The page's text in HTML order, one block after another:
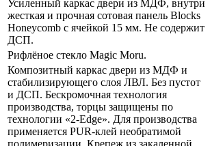
Усиленный каркас двери из МДФ, внутри
жесткая и прочная сотовая панель Blocks
Honeycomb с ячейкой 15 мм. Не содержит
ДСП.
Рифлёное стекло Magic Moru.
Композитный каркас двери из МДФ и
стабилизирующего слоя ЛВЛ. Без пустот
и ДСП. Бескромочная технология
производства, торцы защищены по
технологии «2-Edge». Для производства
применяется PUR-клей необратимой